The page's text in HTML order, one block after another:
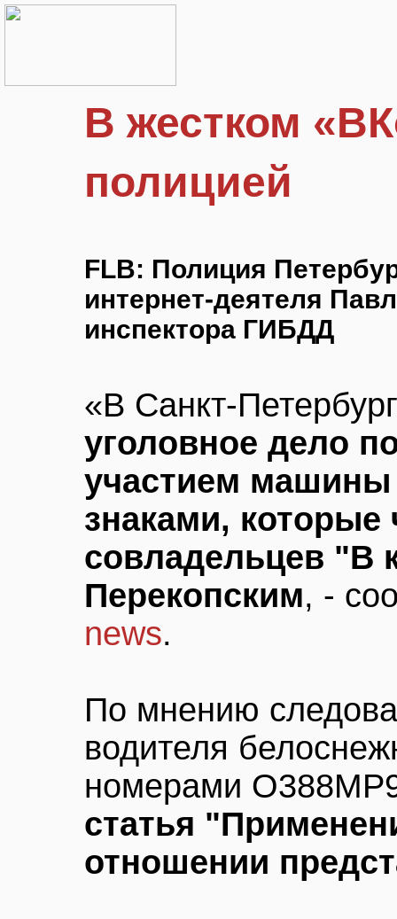
В жестком
полицией
FLB: Полиция
интернет-деятеля
инспектора ГИБДД
«В Санкт-
уголовное дело
участием
знаками, которые
совладельцев "В
Перекопским, -
news.
По мнению
водителя
номерами
статья
отношении